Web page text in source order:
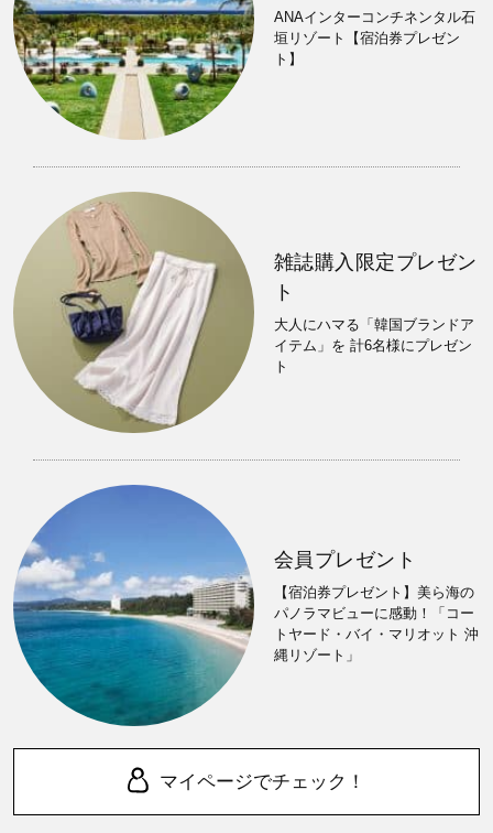
ANAインターコンチネンタル石
垣リゾート【宿泊券プレゼン
ト】
雑誌購入限定プレゼン
ト
大人にハマる「韓国ブランドア
イテム」を 計6名様にプレゼン
ト
会員プレゼント
【宿泊券プレゼント】美ら海の
パノラマビューに感動！「コー
トヤード・バイ・マリオット 沖
縄リゾート」
マイページでチェック！